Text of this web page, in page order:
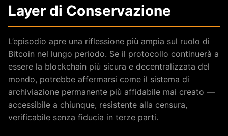
Layer di Conservazione
L’episodio apre una riflessione più ampia sul ruolo di
Bitcoin nel lungo periodo. Se il protocollo continuerà a
essere la blockchain più sicura e decentralizzata del
mondo, potrebbe affermarsi come il sistema di
archiviazione permanente più affidabile mai creato —
accessibile a chiunque, resistente alla censura,
verificabile senza fiducia in terze parti.